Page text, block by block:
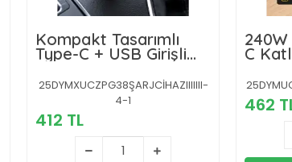
Kompakt Tasarımlı
Type-C + USB Girişli
Araç Şarj Başlığı
25DYMXUCZPG38ŞARJCİHAZIIIIIII-
4-1
412 TL
C
462